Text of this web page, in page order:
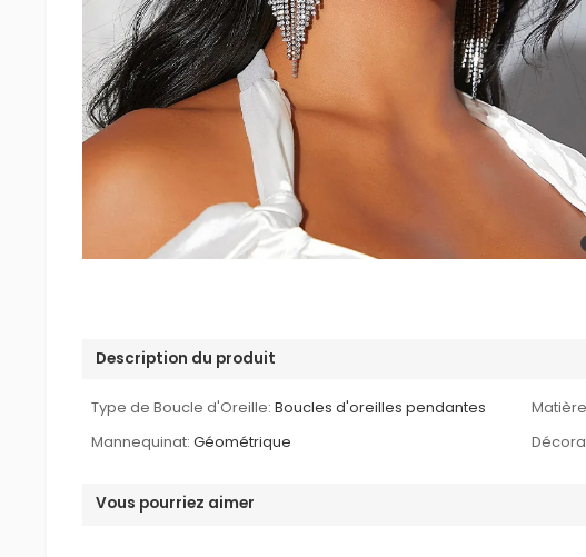
Description du produit
Type de Boucle d'Oreille: Boucles d'oreilles pendantes
Mannequinat: Géométrique
Vous pourriez aimer